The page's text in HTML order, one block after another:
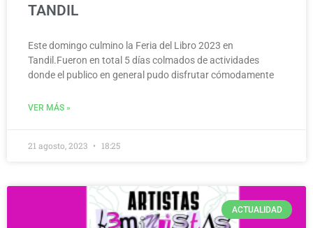
TANDIL
Este domingo culmino la Feria del Libro 2023 en
Tandil.Fueron en total 5 días colmados de actividades
donde el publico en general pudo disfrutar cómodamente
VER MÁS »
21 agosto, 2023 18:25
ACTUALIDAD